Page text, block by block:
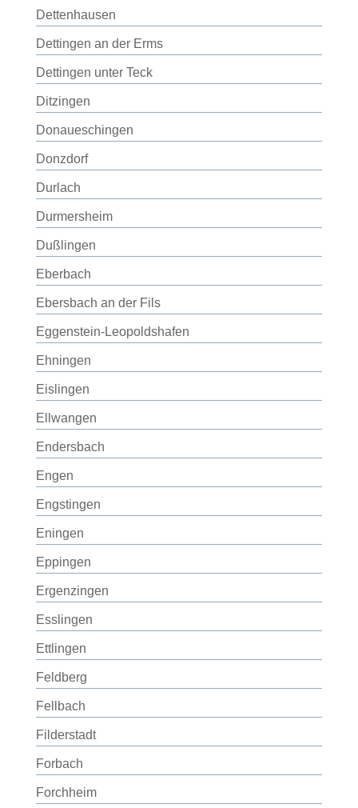
Dettenhausen
Dettingen an der Erms
Dettingen unter Teck
Ditzingen
Donaueschingen
Donzdorf
Durlach
Durmersheim
Dußlingen
Eberbach
Ebersbach an der Fils
Eggenstein-Leopoldshafen
Ehningen
Eislingen
Ellwangen
Endersbach
Engen
Engstingen
Eningen
Eppingen
Ergenzingen
Esslingen
Ettlingen
Feldberg
Fellbach
Filderstadt
Forbach
Forchheim